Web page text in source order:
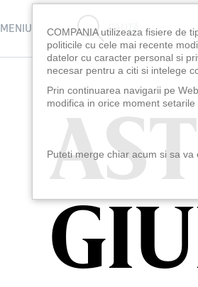
MENIU CAUTĂ
COMPANIA utilizeaza fisiere de
politicile cu cele mai recente
datelor cu caracter personal si
necesar pentru a citi si intelege
Prin continuarea navigarii pe
modifica in orice moment
Puteti merge chiar acum si sa